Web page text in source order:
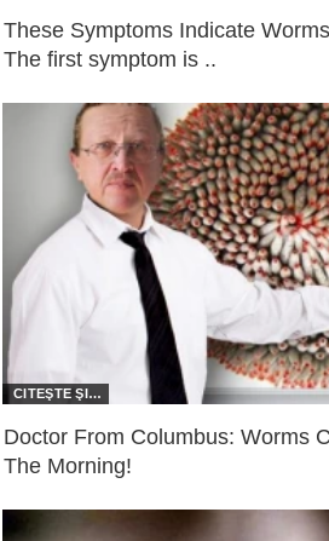
These Symptoms Indicate
The first symptom is ..
Doctor From Columbus: Worms
The Morning!